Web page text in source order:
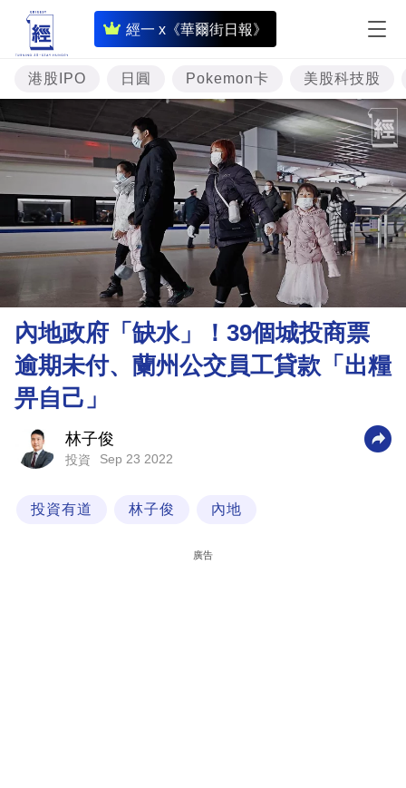
經一 x《華爾街日報》
即
時
財
經
專
題
投
資
樓
市
理
財
商
技
港股IPO 日圓 Pokemon卡 美股科技股
內地政府「缺水」！39個城投商票
逾期未付、蘭州公交員工貸款「出糧
畀自己」
林子俊
投資 Sep 23 2022
投資有道 林子俊 內地
廣告